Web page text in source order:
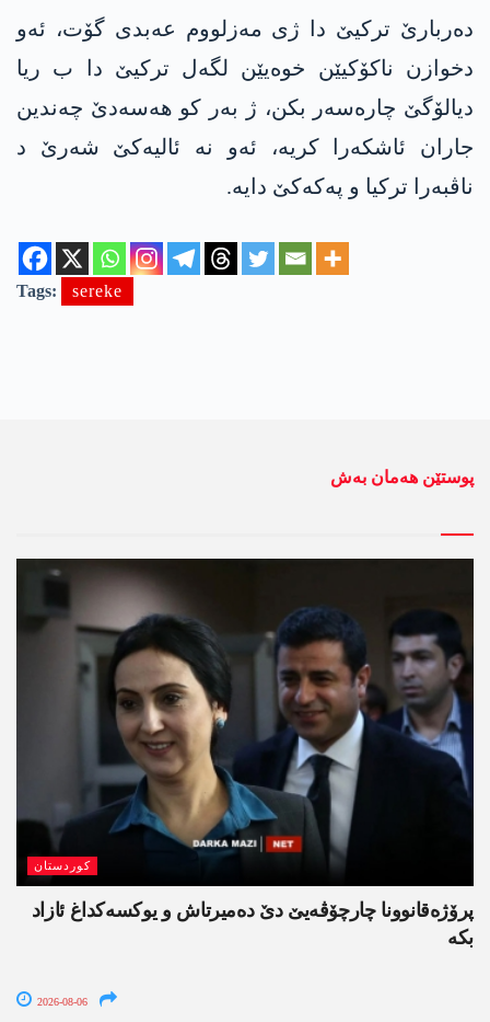
دەربارێ ترکیێ دا ژی مەزلووم عەبدی گۆت، ئەو
دخوازن ناکۆکیێن خوەیێن لگەل ترکیێ دا ب ریا
دیالۆگێ چارەسەر بکن، ژ بەر کو ھەسەدێ چەندین
جاران ئاشکەرا کریە، ئەو نە ئالیەکێ شەرێ د
ناڤبەرا ترکیا و پەکەکێ دایە.
Tags: sereke
پوستێن ھەمان بەش
کوردستان
پرۆژەقانوونا چارچۆڤەیێ دێ دەمیرتاش و یوکسەکداغ ئازاد
بکە
2026-08-06